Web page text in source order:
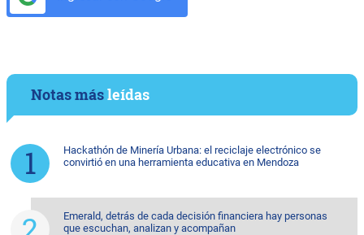
Notas másleídas
Hackathón de Minería Urbana: el reciclaje electrónico se
convirtió en una herramienta educativa en Mendoza
Emerald, detrás de cada decisión financiera hay personas
que escuchan, analizan y acompañan